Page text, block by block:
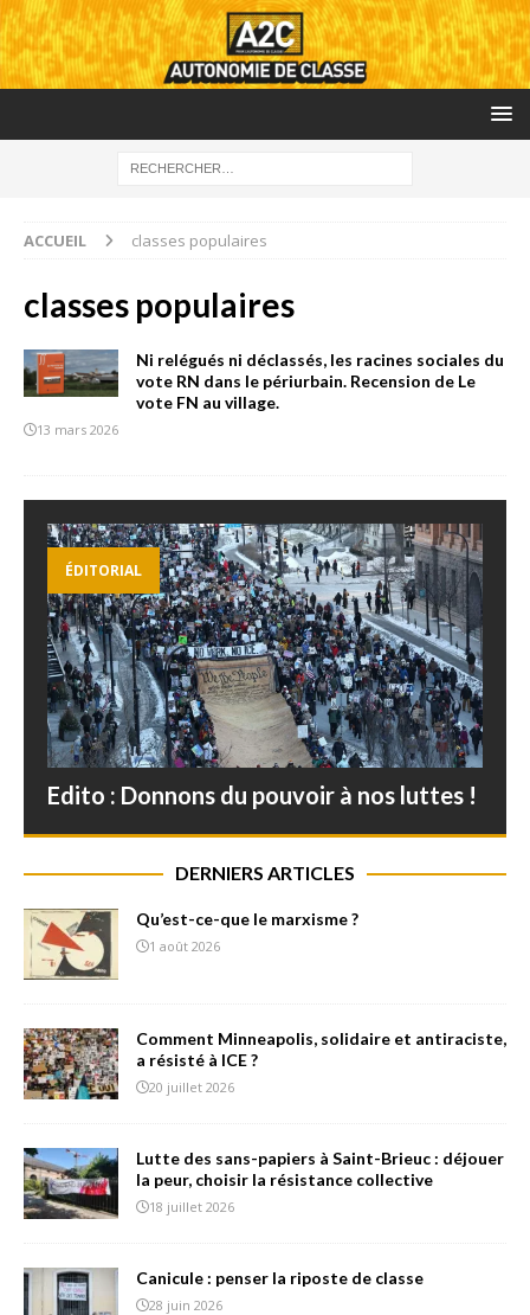
ACCUEIL classes populaires
classes populaires
Ni relégués ni déclassés, les racines sociales du
vote RN dans le périurbain. Recension de Le
vote FN au village.
13 mars 2026
ÉDITORIAL
Edito : Donnons du pouvoir à nos luttes !
DERNIERS ARTICLES
Qu’est-ce-que le marxisme ?
1 août 2026
Comment Minneapolis, solidaire et antiraciste,
a résisté à ICE ?
20 juillet 2026
Lutte des sans-papiers à Saint-Brieuc : déjouer
la peur, choisir la résistance collective
18 juillet 2026
Canicule : penser la riposte de classe
28 juin 2026